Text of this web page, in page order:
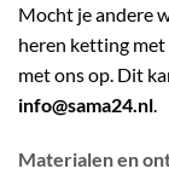
Mocht je andere
heren ketting
met ons op. Dit
info@sama24.nl
Materialen en